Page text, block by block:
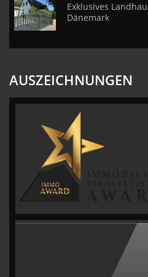
Exklusives
Dänemark
AUSZEICHNUNGEN